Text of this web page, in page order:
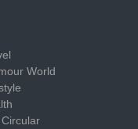
World